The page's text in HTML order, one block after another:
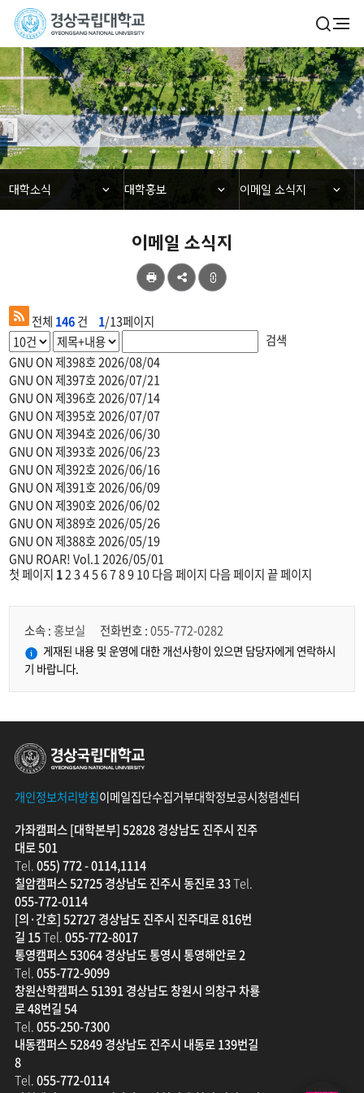
경
상
국
립
대
학
검
열
기
전
체
메
뉴
대학소식
닫힘
대학소식 닫힘
대학홍보 닫힘
이메일 소식지
이메일 소식지
공
전체 146건 1/13페이지
검색
GNU ON 제398호2026/08/04
GNU ON 제397호2026/07/21
GNU ON 제396호2026/07/14
GNU ON 제395호2026/07/07
GNU ON 제394호2026/06/30
GNU ON 제393호2026/06/23
GNU ON 제392호2026/06/16
GNU ON 제391호2026/06/09
GNU ON 제390호2026/06/02
GNU ON 제389호2026/05/26
GNU ON 제388호2026/05/19
GNU ROAR! Vol.12026/05/01
첫 페이지 12345678910다음 페이지 다음 페이지끝 페이지
소속 :홍보실 전화번호 :055-772-0282
게재된 내용 및 운영에 대한 개선사항이 있으면 담당자에게 연락하시
기 바랍니다.
개인정보처리방침이메일집단수집거부대학정보공시청렴센터
가좌캠퍼스 [대학본부] 52828 경상남도 진주시 진주
대로 501
Tel.055) 772 - 0114,1114
칠암캠퍼스 52725 경상남도 진주시 동진로 33Tel.
055-772-0114
[의·간호] 52727 경상남도 진주시 진주대로 816번
길 15Tel.055-772-8017
통영캠퍼스 53064 경상남도 통영시 통영해안로 2
Tel.055-772-9099
창원산학캠퍼스 51391 경상남도 창원시 의창구 차룡
로 48번길 54
Tel.055-250-7300
내동캠퍼스 52849 경상남도 진주시 내동로 139번길
8
Tel.055-772-0114